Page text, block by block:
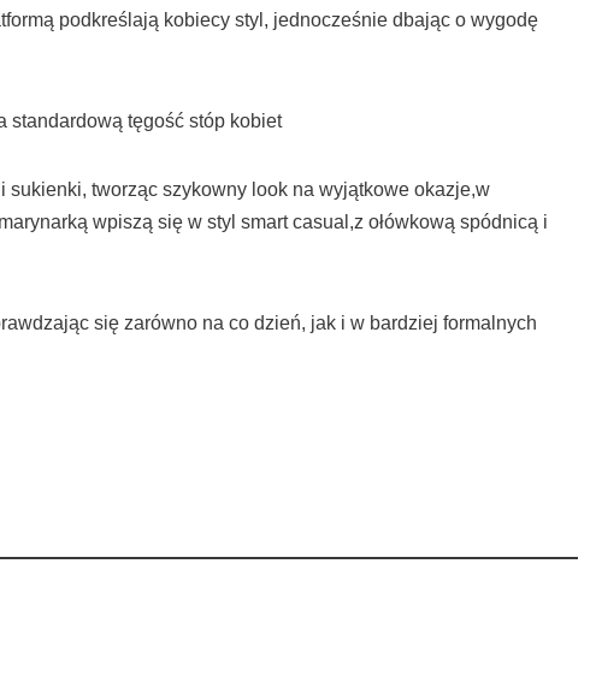
podkreślają kobiecy styl, jednocześnie dbając o wygodę
standardową tęgość stóp kobiet
sukienki, tworząc szykowny look na wyjątkowe okazje,w
wpiszą się w styl smart casual,z ołówkową spódnicą i
się zarówno na co dzień, jak i w bardziej formalnych